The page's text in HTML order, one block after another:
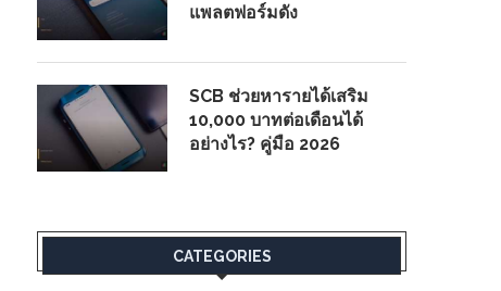
แพลตฟอร์มดัง
SCB ช่วยหารายได้เสริม
10,000 บาทต่อเดือนได้
อย่างไร? คู่มือ 2026
CATEGORIES